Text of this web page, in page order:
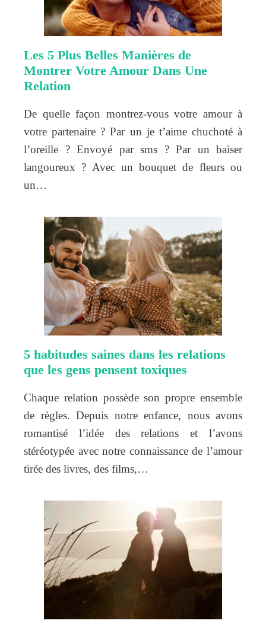
Les 5 Plus Belles Manières de
Montrer Votre Amour Dans Une
Relation
De quelle façon montrez-vous votre amour à
votre partenaire ? Par un je t’aime chuchoté à
l’oreille ? Envoyé par sms ? Par un baiser
langoureux ? Avec un bouquet de fleurs ou
un…
5 habitudes saines dans les relations
que les gens pensent toxiques
Chaque relation possède son propre ensemble
de règles. Depuis notre enfance, nous avons
romantisé l’idée des relations et l’avons
stéréotypée avec notre connaissance de l’amour
tirée des livres, des films,…